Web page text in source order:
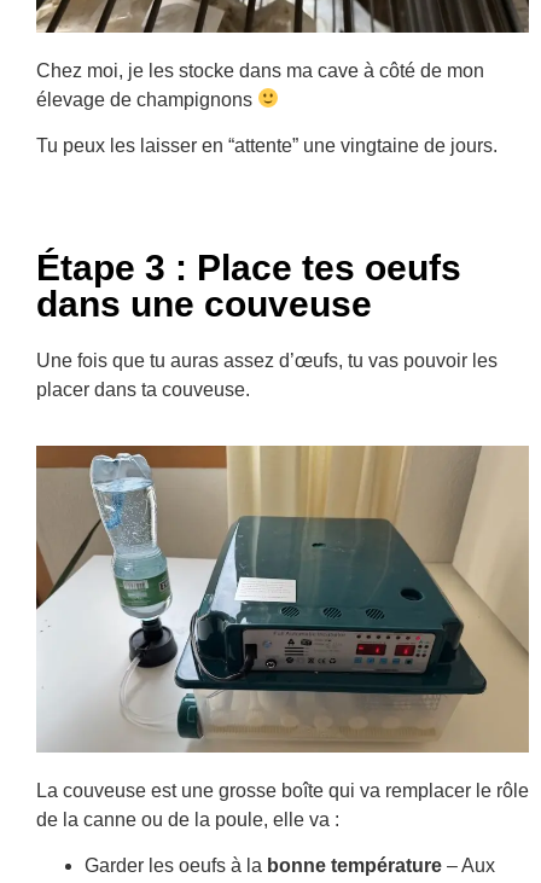
Chez moi, je les stocke dans ma cave à côté de mon
élevage de champignons
Tu peux les laisser en “attente” une vingtaine de jours.
Étape 3 : Place tes oeufs
dans une couveuse
Une fois que tu auras assez d’œufs, tu vas pouvoir les
placer dans ta couveuse.
La couveuse est une grosse boîte qui va remplacer le rôle
de la canne ou de la poule, elle va :
Garder les oeufs à la bonne température – Aux